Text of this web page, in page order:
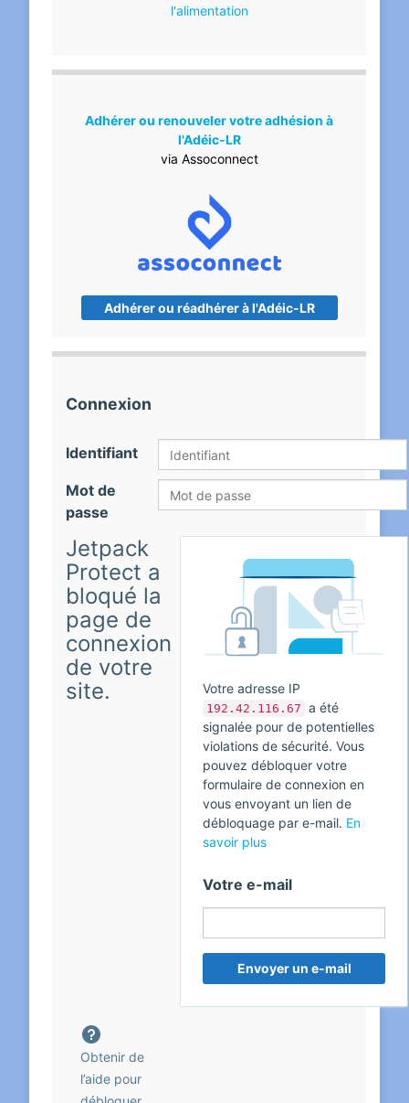
l'alimentation
Adhérer ou renouveler votre adhésion à
l'Adéic-LR
via Assoconnect
Adhérer ou réadhérer à l'Adéic-LR
Connexion
Identifiant
Mot de
passe
Jetpack
Protect a
bloqué la
page de
connexion
de votre
site.
Votre adresse IP
192.42.116.67 a été
signalée pour de potentielles
violations de sécurité. Vous
pouvez débloquer votre
formulaire de connexion en
vous envoyant un lien de
débloquage par e-mail. En
savoir plus
Votre e-mail
Obtenir de
l’aide pour